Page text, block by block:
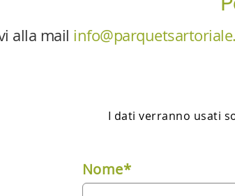
alla mail
I dati verranno usati
Nome*